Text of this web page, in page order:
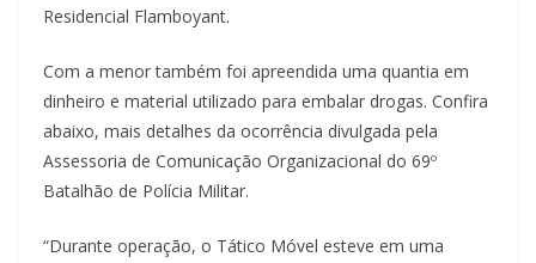
Residencial Flamboyant.
Com a menor também foi apreendida uma quantia em
dinheiro e material utilizado para embalar drogas. Confira
abaixo, mais detalhes da ocorrência divulgada pela
Assessoria de Comunicação Organizacional do 69º
Batalhão de Polícia Militar.
“Durante operação, o Tático Móvel esteve em uma